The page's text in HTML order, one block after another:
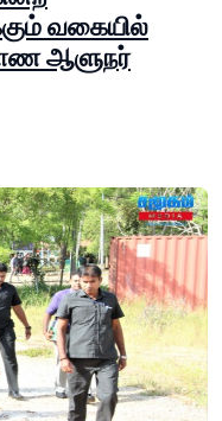
வகையில்
ஆளுநர்